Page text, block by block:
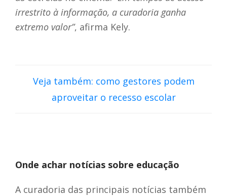
irrestrito à informação, a curadoria ganha
extremo valor”, afirma Kely.
Veja também: como gestores podem
aproveitar o recesso escolar
Onde achar notícias sobre educação
A curadoria das principais notícias também